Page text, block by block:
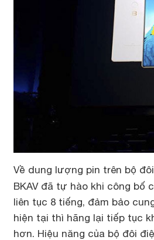
Về dung lượng pin trên bộ
BKAV đã tự hào khi công bố
liên tục 8 tiếng, đảm bảo
hiện tại thì hãng lại tiếp tục
hơn. Hiệu năng của bộ đôi